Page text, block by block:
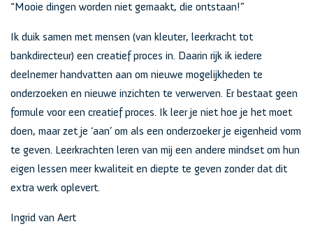
“Mooie dingen worden niet gemaakt, die ontstaan!”
Ik duik samen met mensen (van kleuter, leerkracht tot
bankdirecteur) een creatief proces in. Daarin rijk ik iedere
deelnemer handvatten aan om nieuwe mogelijkheden te
onderzoeken en nieuwe inzichten te verwerven. Er bestaat geen
formule voor een creatief proces. Ik leer je niet hoe je het moet
doen, maar zet je ‘aan’ om als een onderzoeker je eigenheid vorm
te geven. Leerkrachten leren van mij een andere mindset om hun
eigen lessen meer kwaliteit en diepte te geven zonder dat dit
extra werk oplevert.
Ingrid van Aert